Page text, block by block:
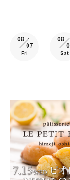
08
07
Fri
08
Sat